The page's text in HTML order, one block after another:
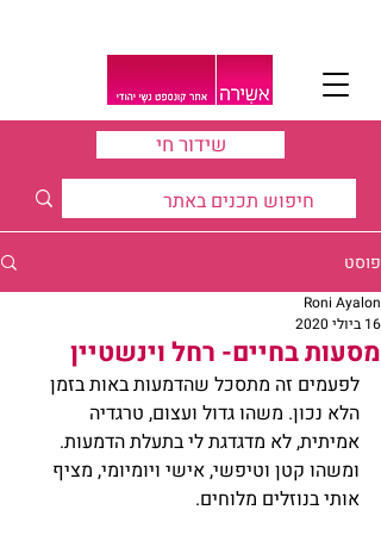
שידור חי
פוסט
מסעות בחיים- רחל וינשטיין
Roni Ayalon
16 ביולי 2020
לפעמים זה מתסכל שהדמעות באות בזמן
הלא נכון. משהו גדול ועצום, טרגדיה
אמיתית, לא מדגדגת לי בתעלת הדמעות.
ומשהו קטן וטיפשי, אישי ויומיומי, מציף
אותי בנוזלים מלוחים.